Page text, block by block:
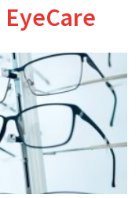
EyeCare